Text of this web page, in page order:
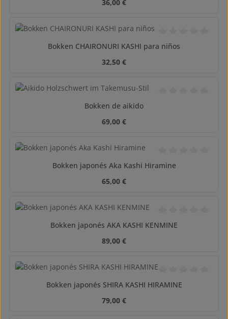
36,00 €
Calificación
Bokken CHAIRONURI KASHI para niños
Precio normal:
32,50 €
Bokken de aikido
Precio normal:
69,00 €
Calificación
Bokken japonés Aka Kashi Hiramine
Precio normal:
65,00 €
Calificación
Bokken japonés AKA KASHI KENMINE
Precio normal:
89,00 €
Calificación
Bokken japonés SHIRA KASHI HIRAMINE
Precio normal:
79,00 €